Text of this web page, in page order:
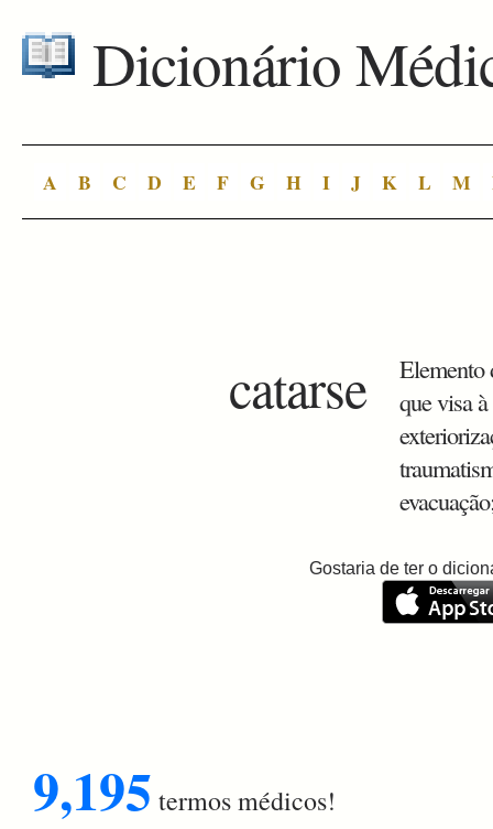
Dicionário
A B C D E F G H I J K L M
catarse
Elemento
que visa
Gostaria de ter o
9,195 termos médicos!